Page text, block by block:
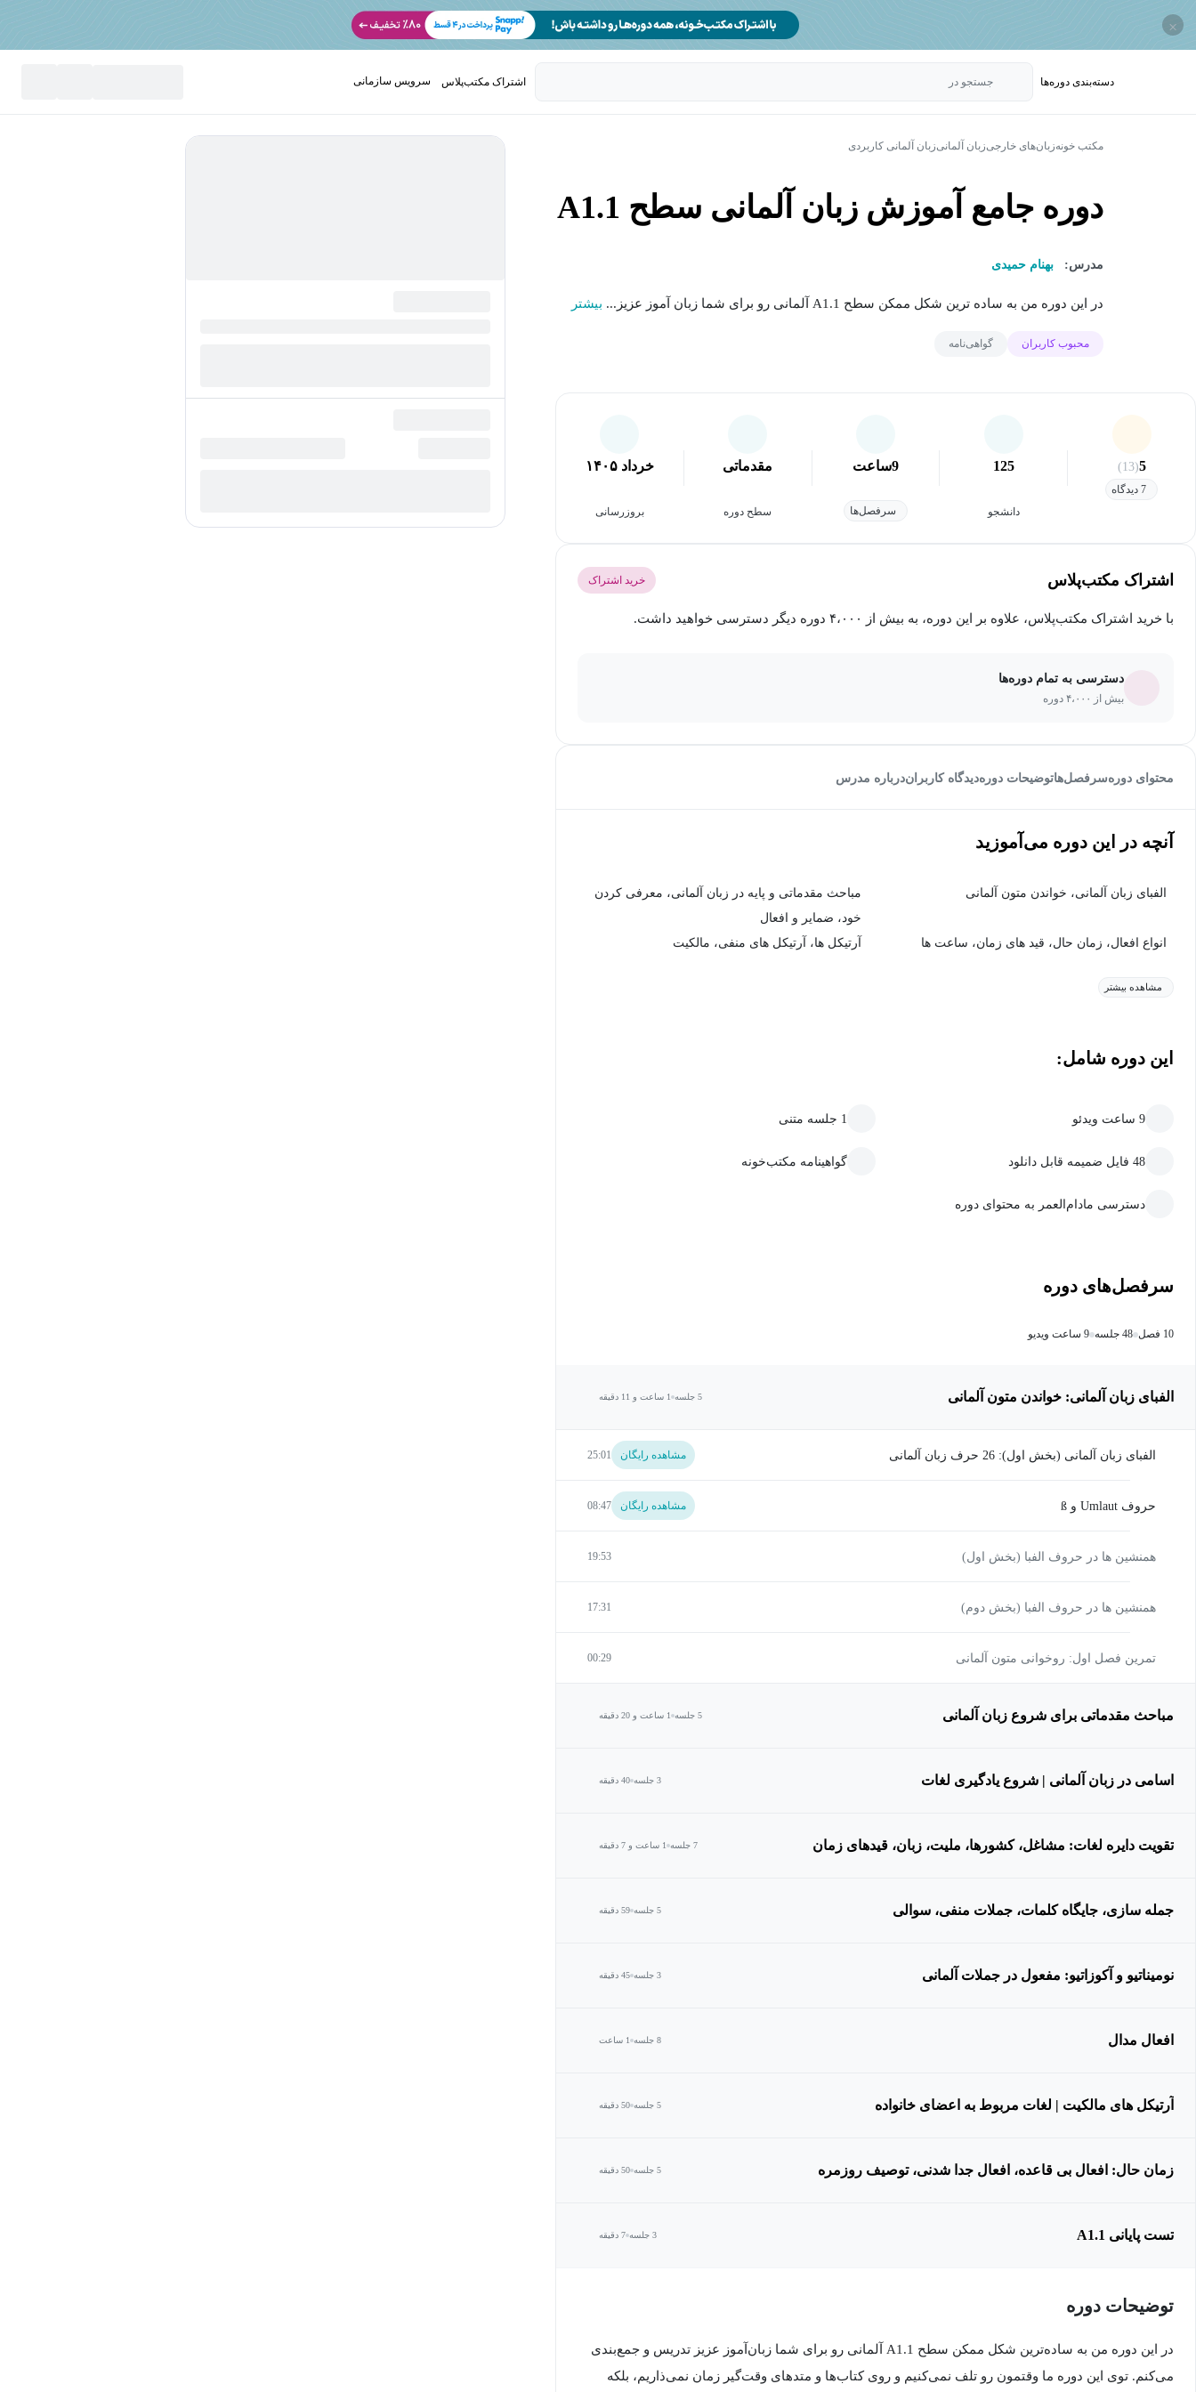
×
دسته‌بندی‌ دوره‌ها جستجو در اشتراک مکتب‌پلاس سرویس سازمانی
مکتب خونهزبان‌های خارجیزبان آلمانیزبان آلمانی کاربردی
دوره جامع آموزش زبان آلمانی سطح A1.1
مدرس: بهنام حمیدی
در این دوره من به ساده ترین شکل ممکن سطح A1.1 آلمانی رو برای شما زبان آموز عزیز... بیشتر
محبوب کاربران گواهی‌نامه
5
(13)
7 دیدگاه
125
دانشجو
9ساعت
سرفصل‌ها
مقدماتی
سطح دوره بروزرسانی
خرداد ۱۴۰۵
اشتراک مکتب‌پلاس خرید اشتراک
با خرید اشتراک مکتب‌پلاس، علاوه بر این دوره، به بیش از ۴،۰۰۰ دوره دیگر دسترسی خواهید داشت.
دسترسی به تمام دوره‌ها
بیش از ۴،۰۰۰ دوره
محتوای دورهسرفصل‌هاتوضیحات دورهدیدگاه کاربراندرباره مدرس
آنچه در این دوره می‌آموزید
الفبای زبان آلمانی، خواندن متون آلمانی
مباحث مقدماتی و پایه در زبان آلمانی، معرفی کردن
خود، ضمایر و افعال
انواع افعال، زمان حال، قید های زمان، ساعت ها
آرتیکل ها، آرتیکل های منفی، مالکیت
مشاهده بیشتر
این دوره شامل:
9 ساعت ویدئو 1 جلسه متنی
48 فایل ضمیمه قابل دانلود گواهینامه مکتب‌خونه
دسترسی مادام‌العمر به محتوای دوره
سرفصل‌های دوره
10 فصل 48 جلسه 9 ساعت ویدیو
الفبای زبان آلمانی: خواندن متون آلمانی 5 جلسه 1 ساعت و 11 دقیقه
الفبای زبان آلمانی (بخش اول): 26 حرف زبان آلمانی مشاهده رایگان 25:01
حروف Umlaut و ß مشاهده رایگان 08:47
همنشین ها در حروف الفبا (بخش اول) 19:53
همنشین ها در حروف الفبا (بخش دوم) 17:31
تمرین فصل اول: روخوانی متون آلمانی 00:29
مباحث مقدماتی برای شروع زبان آلمانی 5 جلسه 1 ساعت و 20 دقیقه
اسامی در زبان آلمانی | شروع یادگیری لغات 3 جلسه 40 دقیقه
تقویت دایره لغات: مشاغل، کشورها، ملیت، زبان، قیدهای زمان 7 جلسه 1 ساعت و 7 دقیقه
جمله سازی، جایگاه کلمات، جملات منفی، سوالی 5 جلسه 59 دقیقه
نومیناتیو و آکوزاتیو: مفعول در جملات آلمانی 3 جلسه 45 دقیقه
افعال مدال 8 جلسه 1 ساعت
آرتیکل های مالکیت | لغات مربوط به اعضای خانواده 5 جلسه 50 دقیقه
زمان حال: افعال بی قاعده، افعال جدا شدنی، توصیف روزمره 5 جلسه 50 دقیقه
تست پایانی A1.1 3 جلسه 7 دقیقه
توضیحات دوره
در این دوره من به ساده‌ترین شکل ممکن سطح A1.1 آلمانی رو برای شما زبان‌آموز عزیز تدریس و جمع‌بندی
می‌کنم. توی این دوره ما وقتمون رو تلف نمی‌کنیم و روی کتاب‌ها و متدهای وقت‌گیر زمان نمی‌ذاریم، بلکه